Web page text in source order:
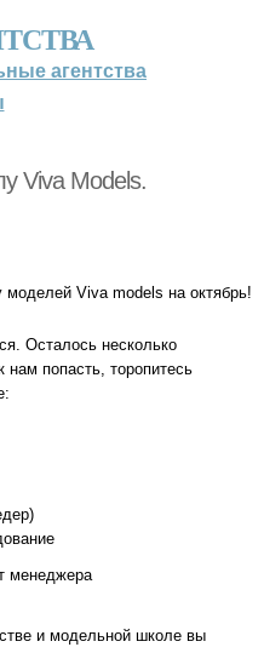
агентства
Viva Models.
моделей Viva models на октябрь!
Осталось несколько
попасть, торопитесь
менеджера
и модельной школе вы